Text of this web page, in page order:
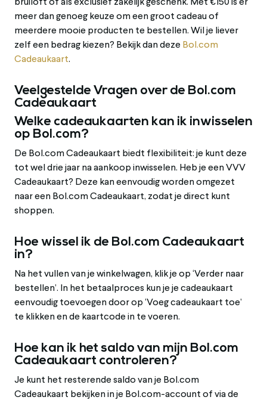
bruiloft of als exclusief zakelijk geschenk. Met €150 is er
meer dan genoeg keuze om een groot cadeau of
meerdere mooie producten te bestellen. Wil je liever
zelf een bedrag kiezen? Bekijk dan deze Bol.com
Cadeaukaart.
Veelgestelde Vragen over de Bol.com
Cadeaukaart
Welke cadeaukaarten kan ik inwisselen
op Bol.com?
De Bol.com Cadeaukaart biedt flexibiliteit: je kunt deze
tot wel drie jaar na aankoop inwisselen. Heb je een VVV
Cadeaukaart? Deze kan eenvoudig worden omgezet
naar een Bol.com Cadeaukaart, zodat je direct kunt
shoppen.
Hoe wissel ik de Bol.com Cadeaukaart
in?
Na het vullen van je winkelwagen, klik je op ‘Verder naar
bestellen’. In het betaalproces kun je je cadeaukaart
eenvoudig toevoegen door op ‘Voeg cadeaukaart toe’
te klikken en de kaartcode in te voeren.
Hoe kan ik het saldo van mijn Bol.com
Cadeaukaart controleren?
Je kunt het resterende saldo van je Bol.com
Cadeaukaart bekijken in je Bol.com-account of via de